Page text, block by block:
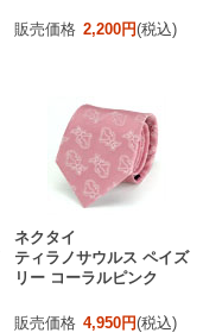
販売価格 2,200円(税込)
ネクタイ
ティラノサウルス ペイズ
リー コーラルピンク
販売価格 4,950円(税込)